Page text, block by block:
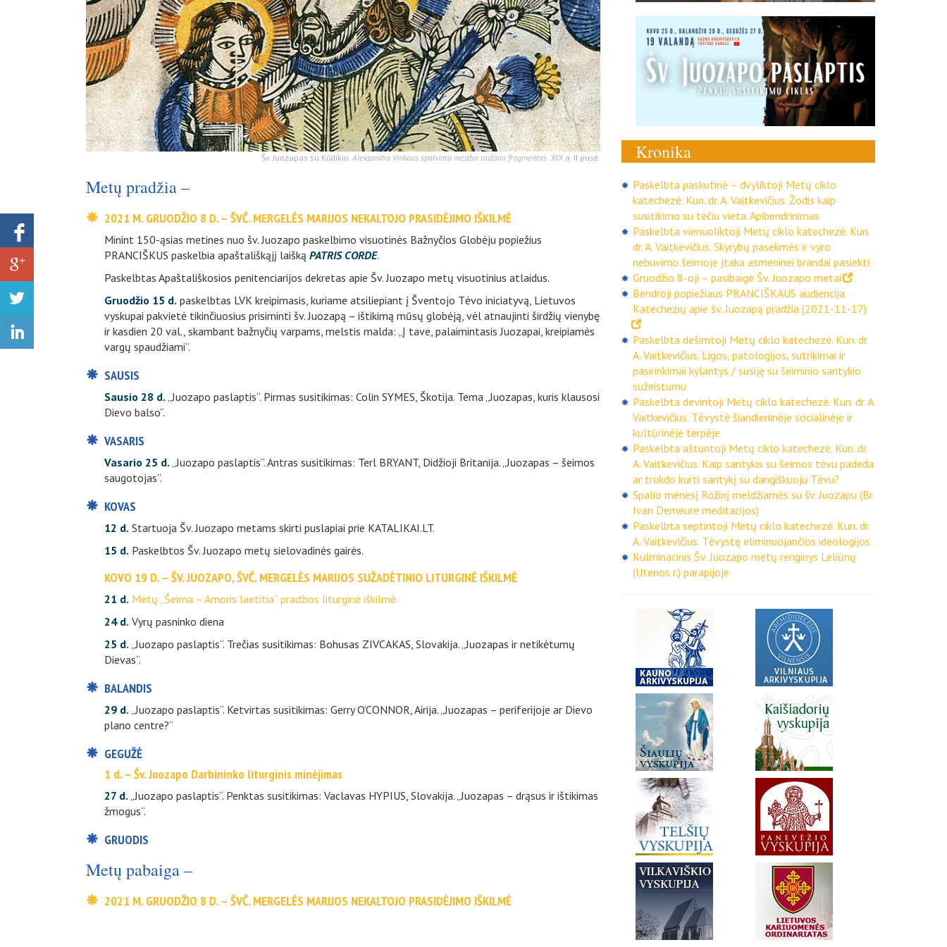
Šv. Juozapas su Kūdikiu. Aleksandro Vinkaus spalvinto medžio raižinio fragmentas. XIX a. II pusė.
Metų pradžia –
2021 M. GRUODŽIO 8 D. – ŠVČ. MERGELĖS MARIJOS NEKALTOJO PRASIDĖJIMO IŠKILMĖ
Minint 150-ąsias metines nuo šv. Juozapo paskelbimo visuotinės Bažnyčios Globėju popiežius
PRANCIŠKUS paskelbia apaštališkąjį laišką PATRIS CORDE.
Paskelbtas Apaštališkosios penitenciarijos dekretas apie Šv. Juozapo metų visuotinius atlaidus.
Gruodžio 15 d. paskelbtas LVK kreipimasis, kuriame atsiliepiant į Šventojo Tėvo iniciatyvą, Lietuvos
vyskupai pakvietė tikinčiuosius prisiminti šv. Juozapą – ištikimą mūsų globėją, vėl atnaujinti širdžių vienybę
ir kasdien 20 val., skambant bažnyčių varpams, melstis malda: „Į tave, palaimintasis Juozapai, kreipiamės
vargų spaudžiami“.
SAUSIS
Sausio 28 d. „Juozapo paslaptis“. Pirmas susitikimas: Colin SYMES, Škotija. Tema „Juozapas, kuris klausosi
Dievo balso“.
VASARIS
Vasario 25 d. „Juozapo paslaptis“. Antras susitikimas: Terl BRYANT, Didžioji Britanija. „Juozapas – šeimos
saugotojas“.
KOVAS
12 d. Startuoja Šv. Juozapo metams skirti puslapiai prie KATALIKAI.LT.
15 d. Paskelbtos Šv. Juozapo metų sielovadinės gairės.
KOVO 19 D. – ŠV. JUOZAPO, ŠVČ. MERGELĖS MARIJOS SUŽADĖTINIO LITURGINĖ IŠKILMĖ
21 d. Metų „Šeima – Amoris laetitia“ pradžios liturginė iškilmė.
24 d. Vyrų pasninko diena
25 d. „Juozapo paslaptis“. Trečias susitikimas: Bohusas ZIVCAKAS, Slovakija. „Juozapas ir netikėtumų
Dievas“.
BALANDIS
29 d. „Juozapo paslaptis“. Ketvirtas susitikimas: Gerry O’CONNOR, Airija. „Juozapas – periferijoje ar Dievo
plano centre?“
GEGUŽĖ
1 d. – Šv. Juozapo Darbininko liturginis minėjimas
27 d. „Juozapo paslaptis“. Penktas susitikimas: Vaclavas HYPIUS, Slovakija. „Juozapas – drąsus ir ištikimas
žmogus“.
GRUODIS
Metų pabaiga –
2021 M. GRUODŽIO 8 D. – ŠVČ. MERGELĖS MARIJOS NEKALTOJO PRASIDĖJIMO IŠKILMĖ
Kronika
Paskelbta paskutinė – dvyliktoji Metų ciklo
katechezė. Kun. dr. A. Vaitkevičius. Žodis kaip
susitikimo su tėčiu vieta. Apibendrinimas
Paskelbta vienuoliktoji Metų ciklo katechezė. Kun.
dr. A. Vaitkevičius. Skyrybų pasekmės ir vyro
nebuvimo šeimoje įtaka asmeninei brandai pasiekti
Gruodžio 8-oji – pasibaigė Šv. Juozapo metai
Bendroji popiežiaus PRANCIŠKAUS audiencija.
Katechezių apie šv. Juozapą pradžia (2021-11-17)
Paskelbta dešimtoji Metų ciklo katechezė. Kun. dr.
A. Vaitkevičius. Ligos, patologijos, sutrikimai ir
pasirinkimai kylantys / susiję su šeiminio santykio
sužeistumu
Paskelbta devintoji Metų ciklo katechezė. Kun. dr. A.
Vaitkevičius. Tėvystė šiandieninėje socialinėje ir
kultūrinėje terpėje
Paskelbta aštuntoji Metų ciklo katechezė. Kun. dr.
A. Vaitkevičius. Kaip santykis su šeimos tėvu padeda
ar trukdo kurti santykį su dangiškuoju Tėvu?
Spalio mėnesį Rožinį meldžiamės su šv. Juozapu (Br.
Ivan Demeure meditacijos)
Paskelbta septintoji Metų ciklo katechezė. Kun. dr.
A. Vaitkevičius. Tėvystę eliminuojančios ideologijos
Kulminacinis Šv. Juozapo metų renginys Leliūnų
(Utenos r.) parapijoje